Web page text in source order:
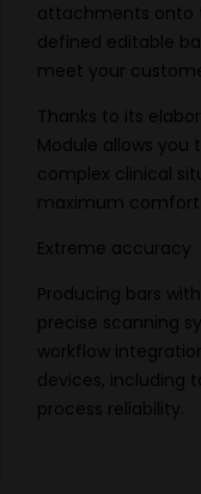
attachments onto
defined editable
meet your
Thanks to its
Module allows you
complex clinical
maximum comfort
Extreme accuracy
Producing bars
precise scanning
workflow
devices, including
process reliability.